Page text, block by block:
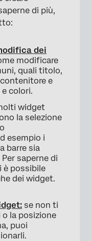
×
di più,
dei
modificare
quali titolo,
e
colori.
widget
la selezione
esempio i
barre sia
saperne di
è possibile
dei widget.
se non ti
la posizione
puoi